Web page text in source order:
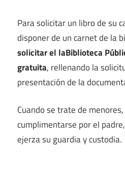
Para solicitar un libro de su
disponer de un carnet de la
solicitar el laBiblioteca
gratuita, rellenando la
presentación de la
Cuando se trate de
cumplimentarse por el
ejerza su guardia y custodia.